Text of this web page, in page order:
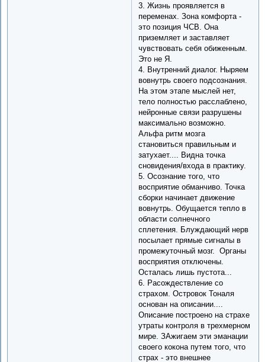
3. Жизнь проявляется в
переменах. Зона комфорта -
это позиция ЧСВ. Она
приземляет и заставляет
чувствовать себя обиженным.
Это не Я.
4. Внутренний диалог. Ныряем
вовнутрь своего подсознания.
На этом этапе мыслей нет,
тело полностью расслаблено,
нейронные связи разрушены
максимально возможно.
Альфа ритм мозга
становиться правильным и
затухает.... Видна точка
сновидения/входа в практику.
5. Осознание того, что
восприятие обманчиво. Точка
сборки начинает движение
вовнутрь. Обущается тепло в
области солнечного
сплетения. Блуждающий нерв
посылает прямые сигналы в
промежуточный мозг. Органы
восприятия отключены.
Осталась лишь пустота...
6. Расождествление со
страхом. Островок Тоналя
основан на описании....
Описание построено на страхе
утраты контроля в трехмерном
мире. ЗАжигаем эти эманации
своего кокона путем того, что
страх - это внешнее